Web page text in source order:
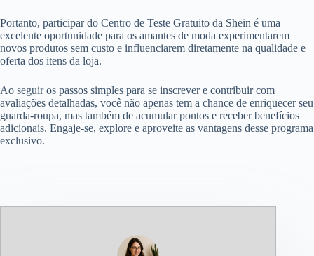
Portanto, participar do Centro de Teste Gratuito da Shein é uma
excelente oportunidade para os amantes de moda experimentarem
novos produtos sem custo e influenciarem diretamente na qualidade e
oferta dos itens da loja.
Ao seguir os passos simples para se inscrever e contribuir com
avaliações detalhadas, você não apenas tem a chance de enriquecer seu
guarda-roupa, mas também de acumular pontos e receber benefícios
adicionais. Engaje-se, explore e aproveite as vantagens desse programa
exclusivo.